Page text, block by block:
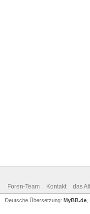
Foren-Team Kontakt das
Deutsche Übersetzung: MyBB.de